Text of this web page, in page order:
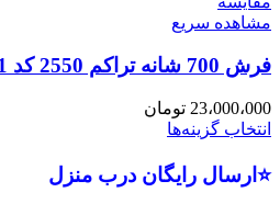
مشاهده سریع
فرش 700 شانه تراکم 2550 کد 77871
23،000،000 تومان
انتخاب گزینه‌ها
⭐ارسال رایگان درب منزل